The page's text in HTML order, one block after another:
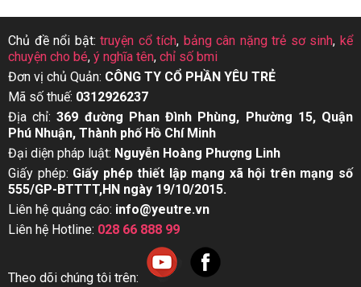
Chủ đề nổi bật:truyện cổ tích, bảng cân nặng trẻ sơ sinh,kể
chuyện cho bé, ý nghĩa tên, chỉ số bmi
Đơn vị chủ Quản: CÔNG TY CỔ PHẦN YÊU TRẺ
Mã số thuế: 0312926237
Địa chỉ:369 đường Phan Đình Phùng, Phường 15, Quận
Phú Nhuận, Thành phố Hồ Chí Minh
Đại diện pháp luật: Nguyễn Hoàng Phượng Linh
Giấy phép: Giấy phép thiết lập mạng xã hội trên mạng số
555/GP-BTTTT,HN ngày 19/10/2015.
Liên hệ quảng cáo: info@yeutre.vn
Liên hệ Hotline: 028 66 888 99
Theo dõi chúng tôi trên: